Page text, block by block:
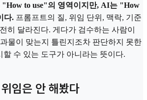
"How to use"의 영역이지만, AI는 "How
다. 프롬프트의 질, 위임 단위, 맥락, 기준
히 달라진다. 게다가 검수하는 사람이
물이 맞는지 틀린지조차 판단하지 못한
할 수 있는 도구가 아니라는 뜻이다.
임은 안 해봤다